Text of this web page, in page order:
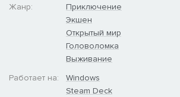
Жанр:
Приключение
Экшен
Открытый мир
Головоломка
Выживание
Работает на:
Windows
Steam Deck